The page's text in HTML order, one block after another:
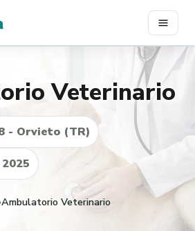
Veterinario
- Orvieto (TR)
Ambulatorio Veterinario